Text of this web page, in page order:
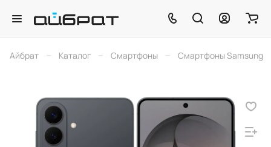
Айбрат – Каталог – Смартфоны – Смартфоны Samsung